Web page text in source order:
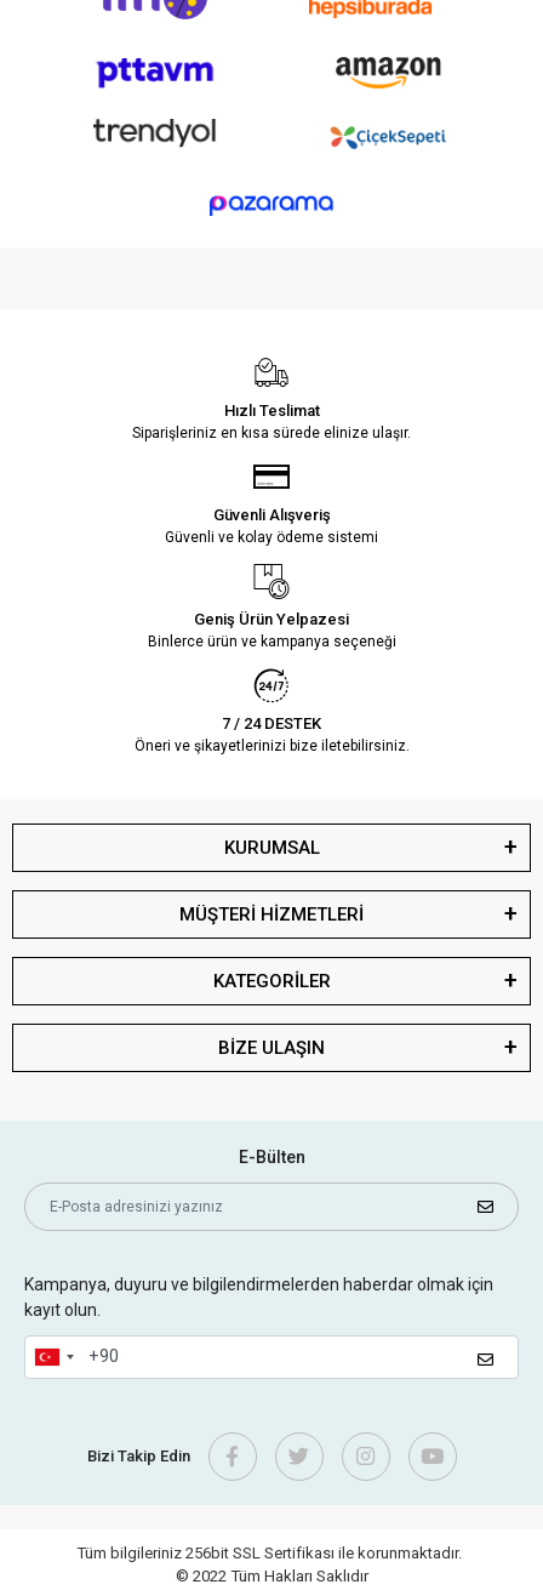
Hızlı Teslimat
Siparişleriniz en kısa sürede elinize ulaşır.
Güvenli Alışveriş
Güvenli ve kolay ödeme sistemi
Geniş Ürün Yelpazesi
Binlerce ürün ve kampanya seçeneği
7 / 24 DESTEK
Öneri ve şikayetlerinizi bize iletebilirsiniz.
KURUMSAL
MÜŞTERİ HİZMETLERİ
KATEGORİLER
BİZE ULAŞIN
E-Bülten
Kampanya, duyuru ve bilgilendirmelerden haberdar olmak için
kayıt olun.
Bizi Takip Edin
Tüm bilgileriniz 256bit SSL Sertifikası ile korunmaktadır.
© 2022 Tüm Hakları Saklıdır